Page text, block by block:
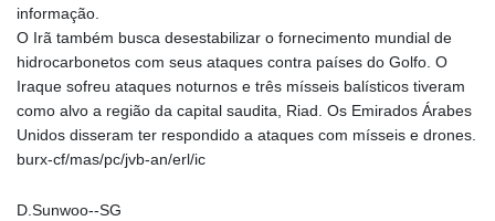
informação.
O Irã também busca desestabilizar o fornecimento mundial de
hidrocarbonetos com seus ataques contra países do Golfo. O
Iraque sofreu ataques noturnos e três mísseis balísticos tiveram
como alvo a região da capital saudita, Riad. Os Emirados Árabes
Unidos disseram ter respondido a ataques com mísseis e drones.
burx-cf/mas/pc/jvb-an/erl/ic
D.Sunwoo--SG